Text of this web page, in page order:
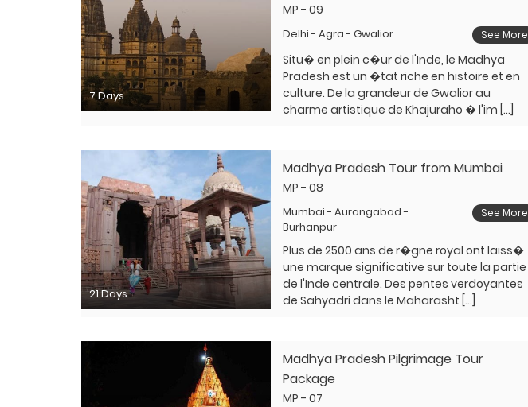
7 Days
MP - 09
Delhi - Agra - Gwalior See More
Situ� en plein c�ur de l'Inde, le Madhya
Pradesh est un �tat riche en histoire et en
culture. De la grandeur de Gwalior au
charme artistique de Khajuraho � l'im […]
21 Days
Madhya Pradesh Tour from Mumbai
MP - 08
Mumbai - Aurangabad -
Burhanpur
See More
Plus de 2500 ans de r�gne royal ont laiss�
une marque significative sur toute la partie
de l'Inde centrale. Des pentes verdoyantes
de Sahyadri dans le Maharasht […]
Madhya Pradesh Pilgrimage Tour
Package
MP - 07